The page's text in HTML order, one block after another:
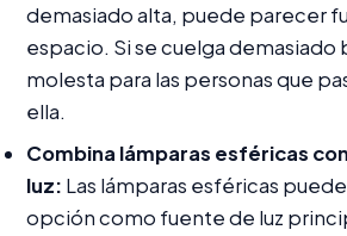
demasiado alta, puede parecer
espacio. Si se cuelga demasiado
molesta para las personas que
ella.
Combina lámparas esféricas
luz: Las lámparas esféricas
opción como fuente de luz